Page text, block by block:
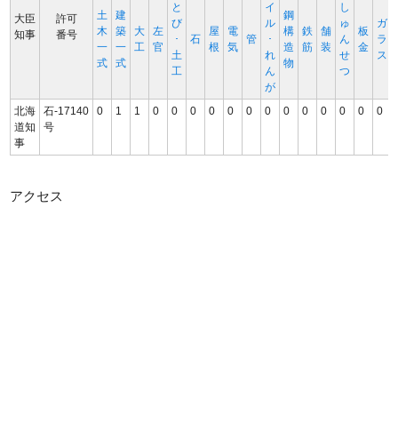
大臣
知事
許可
番号
土
木
一
式
建
築
一
式
大
工
左
官
と
び
･
土
工
石
屋
根
電
気
管
イ
ル
･
れ
ん
が
鋼
構
造
物
鉄
筋
舗
装
し
ゅ
ん
せ
つ
板
金
ガ
ラ
ス
北海
道知
事
石-17140
号
0 1 1 0 0 0 0 0 0 0 0 0 0 0 0 0
アクセス